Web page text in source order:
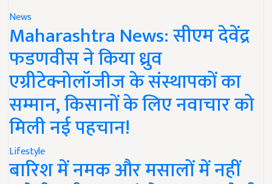
News
Maharashtra News: सीएम देवेंद्र
फडणवीस ने किया ध्रुव
एग्रीटेक्नोलॉजीज के संस्थापकों का
सम्मान, किसानों के लिए नवाचार को
मिली नई पहचान!
Lifestyle
बारिश में नमक और मसालों में नहीं